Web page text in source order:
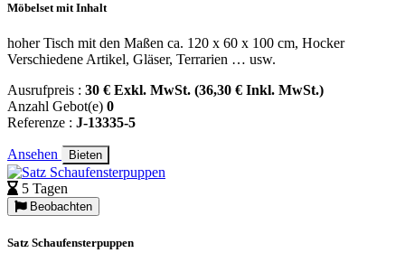
Möbelset mit Inhalt
hoher Tisch mit den Maßen ca. 120 x 60 x 100 cm, Hocker
Verschiedene Artikel, Gläser, Terrarien … usw.
Ausrufpreis : 30 € Exkl. MwSt. (36,30 € Inkl. MwSt.)
Anzahl Gebot(e) 0
Referenze : J-13335-5
Ansehen Bieten
5 Tagen
Beobachten
Satz Schaufensterpuppen